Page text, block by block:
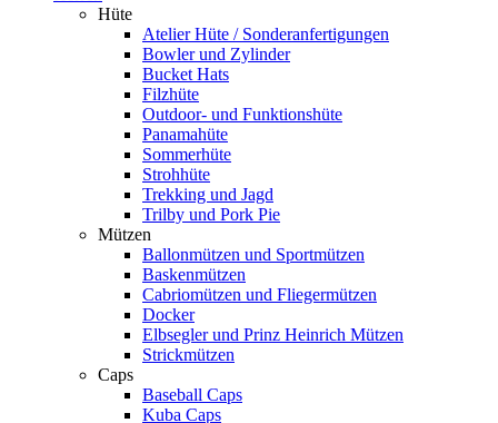
Hüte
Atelier Hüte / Sonderanfertigungen
Bowler und Zylinder
Bucket Hats
Filzhüte
Outdoor- und Funktionshüte
Panamahüte
Sommerhüte
Strohhüte
Trekking und Jagd
Trilby und Pork Pie
Mützen
Ballonmützen und Sportmützen
Baskenmützen
Cabriomützen und Fliegermützen
Docker
Elbsegler und Prinz Heinrich Mützen
Strickmützen
Caps
Baseball Caps
Kuba Caps